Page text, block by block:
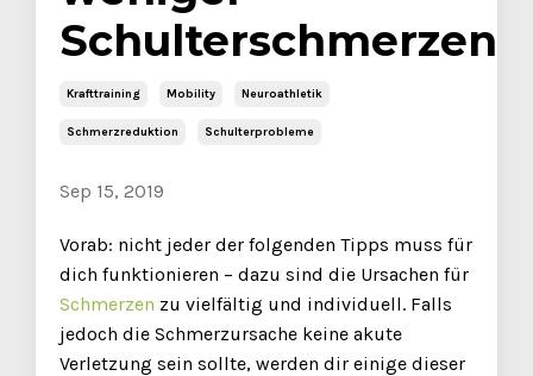
Schulterschmerzen
Krafttraining Mobility Neuroathletik
Schmerzreduktion Schulterprobleme
Sep 15, 2019
Vorab: nicht jeder der folgenden Tipps muss für
dich funktionieren – dazu sind die Ursachen für
Schmerzen zu vielfältig und individuell. Falls
jedoch die Schmerzursache keine akute
Verletzung sein sollte, werden dir einige dieser